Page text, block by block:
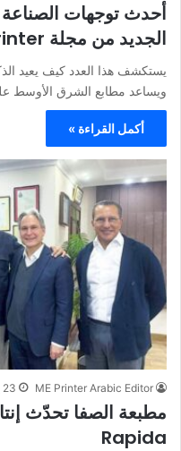
أحدث توجهات الصناعة
الجديد من مجلة ME Printer
يستكشف هذا العدد كيف يعيد
ويساعد مطابع الشرق الأوسط
أكمل القراءة »
ME Printer Arabic Editor 23 يوليو، 2026
مطبعة الصفا تحدّث
Rapida